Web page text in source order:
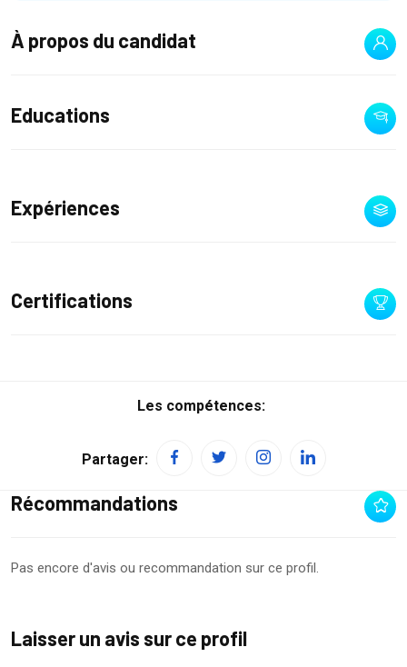
À propos du candidat
Educations
Expériences
Certifications
Les compétences:
Partager:
Récommandations
Pas encore d'avis ou recommandation sur ce profil.
Laisser un avis sur ce profil